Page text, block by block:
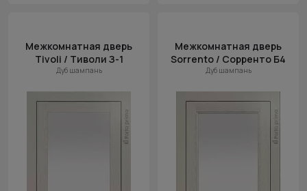
Межкомнатная дверь
Tivoli / Тиволи З-1
Дуб шампань
Межкомнатная дверь
Sorrento / Сорренто Б4
Дуб шампань